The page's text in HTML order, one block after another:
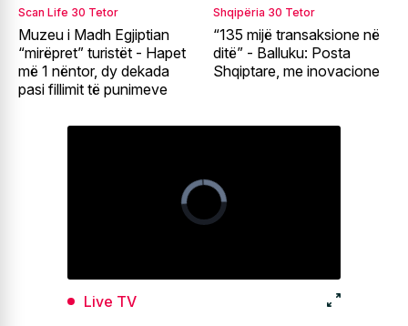
Scan Life 30 Tetor
Muzeu i Madh Egjiptian
“mirëpret” turistët - Hapet
më 1 nëntor, dy dekada
pasi fillimit të punimeve
Shqipëria 30 Tetor
“135 mijë transaksione në
ditë” - Balluku: Posta
Shqiptare, me inovacione
Live TV